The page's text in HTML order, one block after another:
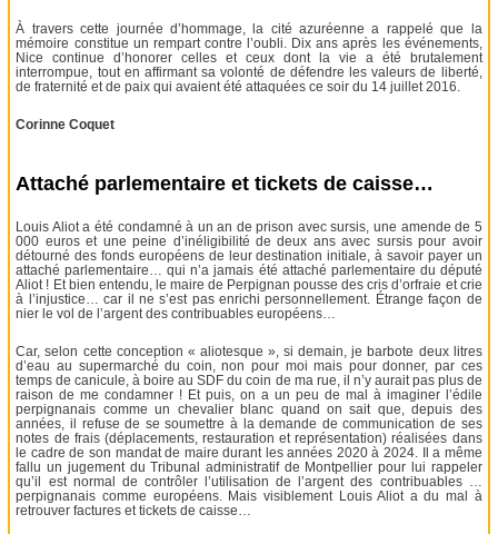
À travers cette journée d’hommage, la cité azuréenne a rappelé que la
mémoire constitue un rempart contre l’oubli. Dix ans après les événements,
Nice continue d’honorer celles et ceux dont la vie a été brutalement
interrompue, tout en affirmant sa volonté de défendre les valeurs de liberté,
de fraternité et de paix qui avaient été attaquées ce soir du 14 juillet 2016.
Corinne Coquet
Attaché parlementaire et tickets de caisse…
Louis Aliot a été condamné à un an de prison avec sursis, une amende de 5
000 euros et une peine d’inéligibilité de deux ans avec sursis pour avoir
détourné des fonds européens de leur destination initiale, à savoir payer un
attaché parlementaire… qui n’a jamais été attaché parlementaire du député
Aliot ! Et bien entendu, le maire de Perpignan pousse des cris d’orfraie et crie
à l’injustice… car il ne s’est pas enrichi personnellement. Étrange façon de
nier le vol de l’argent des contribuables européens…
Car, selon cette conception « aliotesque », si demain, je barbote deux litres
d’eau au supermarché du coin, non pour moi mais pour donner, par ces
temps de canicule, à boire au SDF du coin de ma rue, il n’y aurait pas plus de
raison de me condamner ! Et puis, on a un peu de mal à imaginer l’édile
perpignanais comme un chevalier blanc quand on sait que, depuis des
années, il refuse de se soumettre à la demande de communication de ses
notes de frais (déplacements, restauration et représentation) réalisées dans
le cadre de son mandat de maire durant les années 2020 à 2024. Il a même
fallu un jugement du Tribunal administratif de Montpellier pour lui rappeler
qu’il est normal de contrôler l’utilisation de l’argent des contribuables …
perpignanais comme européens. Mais visiblement Louis Aliot a du mal à
retrouver factures et tickets de caisse…